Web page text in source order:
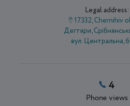
Legal address:
17332, Chernihiv
Дегтяри,
вул. Центральна,
4
Phone views